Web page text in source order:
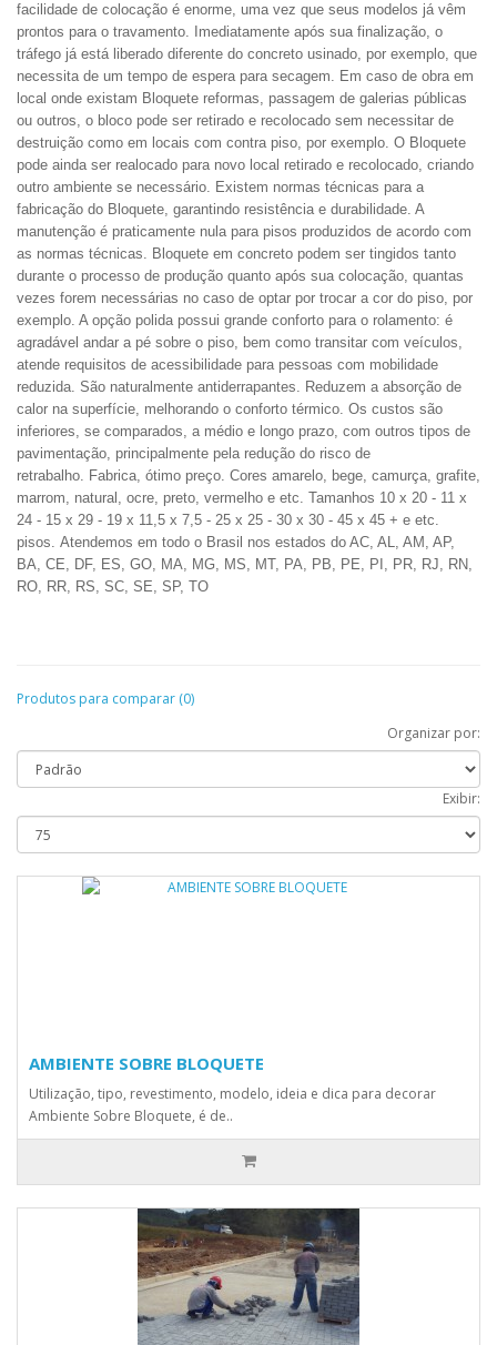
facilidade de colocação é enorme, uma vez que seus modelos já vêm
prontos para o travamento. Imediatamente após sua finalização, o
tráfego já está liberado diferente do concreto usinado, por exemplo, que
necessita de um tempo de espera para secagem. Em caso de obra em
local onde existam Bloquete reformas, passagem de galerias públicas
ou outros, o bloco pode ser retirado e recolocado sem necessitar de
destruição como em locais com contra piso, por exemplo. O Bloquete
pode ainda ser realocado para novo local retirado e recolocado, criando
outro ambiente se necessário. Existem normas técnicas para a
fabricação do Bloquete, garantindo resistência e durabilidade. A
manutenção é praticamente nula para pisos produzidos de acordo com
as normas técnicas. Bloquete em concreto podem ser tingidos tanto
durante o processo de produção quanto após sua colocação, quantas
vezes forem necessárias no caso de optar por trocar a cor do piso, por
exemplo. A opção polida possui grande conforto para o rolamento: é
agradável andar a pé sobre o piso, bem como transitar com veículos,
atende requisitos de acessibilidade para pessoas com mobilidade
reduzida. São naturalmente antiderrapantes. Reduzem a absorção de
calor na superfície, melhorando o conforto térmico. Os custos são
inferiores, se comparados, a médio e longo prazo, com outros tipos de
pavimentação, principalmente pela redução do risco de
retrabalho. Fabrica, ótimo preço. Cores amarelo, bege, camurça, grafite,
marrom, natural, ocre, preto, vermelho e etc. Tamanhos 10 x 20 - 11 x
24 - 15 x 29 - 19 x 11,5 x 7,5 - 25 x 25 - 30 x 30 - 45 x 45 + e etc.
pisos. Atendemos em todo o Brasil nos estados do AC, AL, AM, AP,
BA, CE, DF, ES, GO, MA, MG, MS, MT, PA, PB, PE, PI, PR, RJ, RN,
RO, RR, RS, SC, SE, SP, TO
Produtos para comparar (0)
Organizar por:
Exibir:
AMBIENTE SOBRE BLOQUETE
Utilização, tipo, revestimento, modelo, ideia e dica para decorar
Ambiente Sobre Bloquete, é de..